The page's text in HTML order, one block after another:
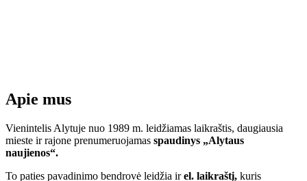
Apie mus
Vienintelis Alytuje nuo 1989 m. leidžiamas laikraštis, daugiausia
mieste ir rajone prenumeruojamas spaudinys „Alytaus
naujienos“.
To paties pavadinimo bendrovė leidžia irel. laikraštį, kuris